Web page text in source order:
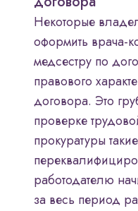
Некоторые
оформить врача-
медсестру по
правового
договора. Это
проверке
прокуратуры
работодателю
за весь период